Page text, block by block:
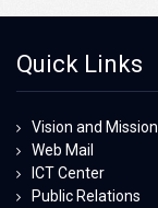
Quick Links
Vision and Mission
Web Mail
ICT Center
Public Relations